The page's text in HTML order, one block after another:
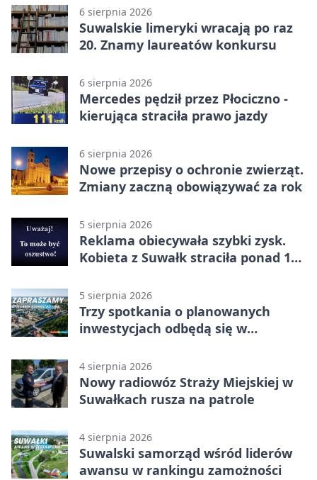
6 sierpnia 2026
Suwalskie limeryki wracają po raz
20. Znamy laureatów konkursu
6 sierpnia 2026
Mercedes pędził przez Płociczno -
kierująca straciła prawo jazdy
6 sierpnia 2026
Nowe przepisy o ochronie zwierząt.
Zmiany zaczną obowiązywać za rok
5 sierpnia 2026
Reklama obiecywała szybki zysk.
Kobieta z Suwałk straciła ponad 190
5 sierpnia 2026
Trzy spotkania o planowanych
inwestycjach odbędą się w
4 sierpnia 2026
Nowy radiowóz Straży Miejskiej w
Suwałkach rusza na patrole
4 sierpnia 2026
Suwalski samorząd wśród liderów
awansu w rankingu zamożności